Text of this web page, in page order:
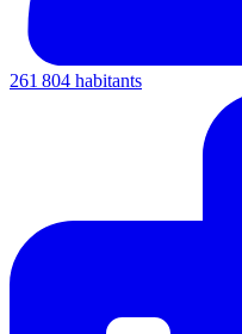
261 804 habitants